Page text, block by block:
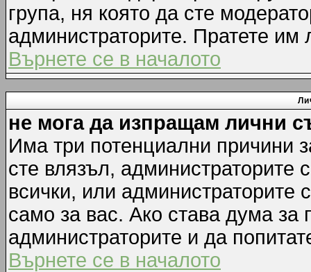
група, ня която да сте
администраторите. Пратете
Върнете се в началото
не мога да изпращам лични
Има три потенциални причини
сте влязъл, администраторите
всички, или
само за вас. Ако става дума за
администраторите и да
Върнете се в началото